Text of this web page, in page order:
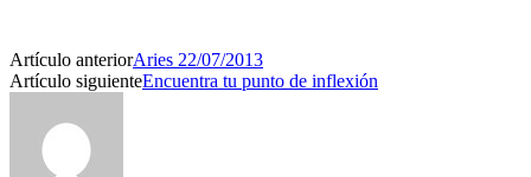
Artículo anteriorAries 22/07/2013
Artículo siguienteEncuentra tu punto de inflexión